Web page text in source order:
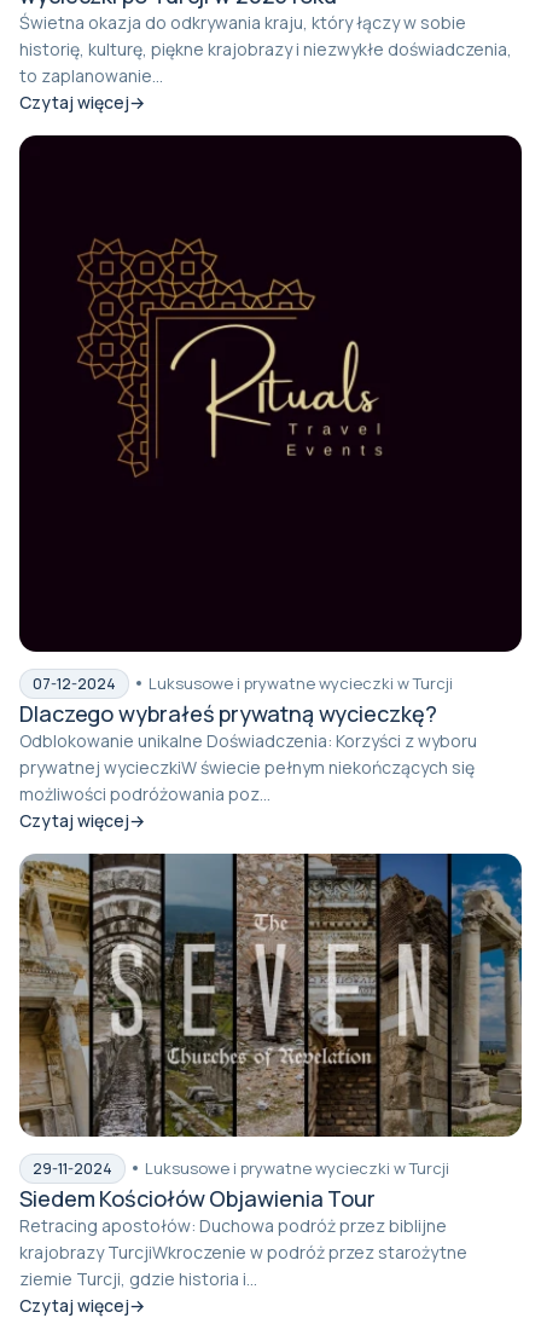
Świetna okazja do odkrywania kraju, który łączy w sobie
historię, kulturę, piękne krajobrazy i niezwykłe doświadczenia,
to zaplanowanie...
Czytaj więcej
07-12-2024 Luksusowe i prywatne wycieczki w Turcji
Dlaczego wybrałeś prywatną wycieczkę?
Odblokowanie unikalne Doświadczenia: Korzyści z wyboru
prywatnej wycieczkiW świecie pełnym niekończących się
możliwości podróżowania poz...
Czytaj więcej
29-11-2024 Luksusowe i prywatne wycieczki w Turcji
Siedem Kościołów Objawienia Tour
Retracing apostołów: Duchowa podróż przez biblijne
krajobrazy TurcjiWkroczenie w podróż przez starożytne
ziemie Turcji, gdzie historia i...
Czytaj więcej